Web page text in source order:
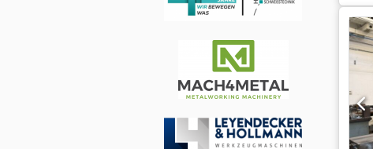
rpm
eje
Sí